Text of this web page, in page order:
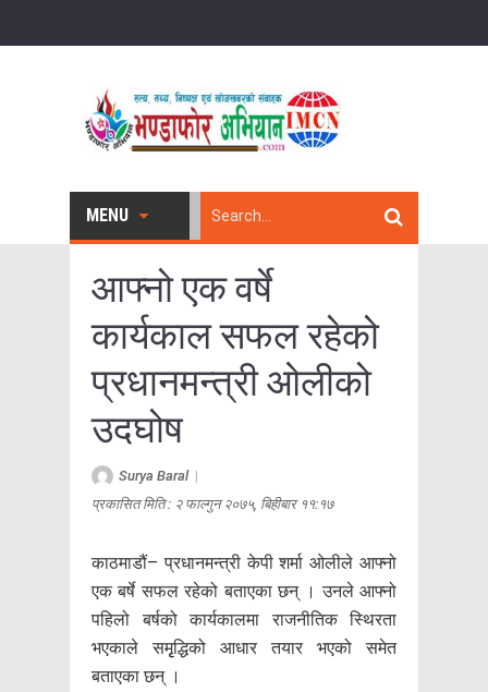
MENU
आफ्नो एक वर्षे
कार्यकाल सफल रहेको
प्रधानमन्त्री ओलीको
उदघोष
Surya Baral|
प्रकासित मिति : २ फाल्गुन २०७५, बिहीबार ११:१७
काठमाडौं– प्रधानमन्त्री केपी शर्मा ओलीले आफ्नो
एक बर्षे सफल रहेको बताएका छन् । उनले आफ्नो
पहिलो बर्षको कार्यकालमा राजनीतिक स्थिरता
भएकाले समृृद्धिको आधार तयार भएको समेत
बताएका छन् ।